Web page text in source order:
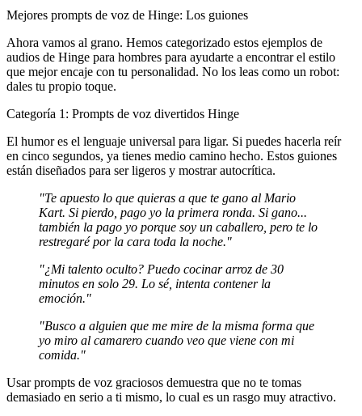
Mejores prompts de voz de Hinge: Los guiones
Ahora vamos al grano. Hemos categorizado estos ejemplos de
audios de Hinge para hombres para ayudarte a encontrar el estilo
que mejor encaje con tu personalidad. No los leas como un robot:
dales tu propio toque.
Categoría 1: Prompts de voz divertidos Hinge
El humor es el lenguaje universal para ligar. Si puedes hacerla reír
en cinco segundos, ya tienes medio camino hecho. Estos guiones
están diseñados para ser ligeros y mostrar autocrítica.
"Te apuesto lo que quieras a que te gano al Mario
Kart. Si pierdo, pago yo la primera ronda. Si gano...
también la pago yo porque soy un caballero, pero te lo
restregaré por la cara toda la noche."
"¿Mi talento oculto? Puedo cocinar arroz de 30
minutos en solo 29. Lo sé, intenta contener la
emoción."
"Busco a alguien que me mire de la misma forma que
yo miro al camarero cuando veo que viene con mi
comida."
Usarprompts de voz graciosos demuestra que no te tomas
demasiado en serio a ti mismo, lo cual es un rasgo muy atractivo.